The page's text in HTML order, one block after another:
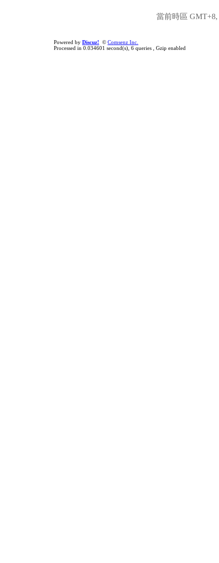
當前時區 GMT+8,
Powered by Discuz! © Comsenz Inc.
Processed in 0.034601 second(s), 6 queries , Gzip enabled